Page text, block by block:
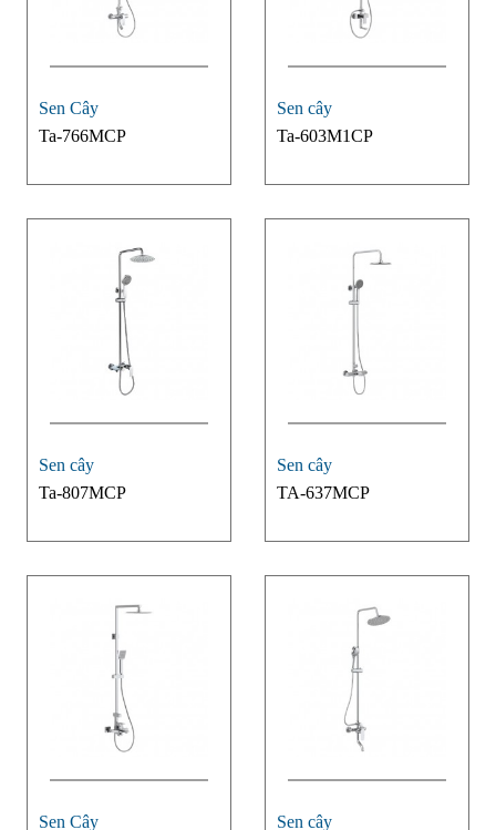
Sen Cây
Ta-766MCP
Sen cây
Ta-603M1CP
Sen cây
Ta-807MCP
Sen cây
TA-637MCP
Sen Cây
Sen cây